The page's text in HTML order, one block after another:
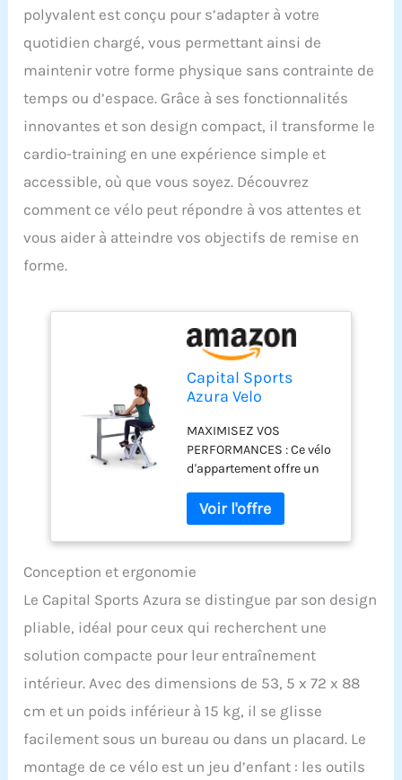
polyvalent est conçu pour s’adapter à votre
quotidien chargé, vous permettant ainsi de
maintenir votre forme physique sans contrainte de
temps ou d’espace. Grâce à ses fonctionnalités
innovantes et son design compact, il transforme le
cardio-training en une expérience simple et
accessible, où que vous soyez. Découvrez
comment ce vélo peut répondre à vos attentes et
vous aider à atteindre vos objectifs de remise en
forme.
Capital Sports
Azura Velo
Pliable, Velo
d'Exercice Cross
Trainer, Cardio-
training Maison et
Bureau, Home
Trainer, Pedalier
d'Appartement, Vélo
d'Intérieur
Support Tablette
MAXIMISEZ VOS
PERFORMANCES : Ce vélo
d'appartement offre un
haute intensité tout en
restant à la maison.
Conçu avec un cadre en
acier et 8 réglages de
résistance, cet
équipement vous permet
de vous entraîner comme
un pro. SUIVEZ VOTRE
ÉTAT EN TEMPS RÉEL :
Notre vélo d'exercice
pliable est adapté à tous
les âges et à tous
niveaux. Ce vélo
comprend des capteurs
de fréquence cardiaque
Conception et ergonomie
Le Capital Sports Azura se distingue par son design
pliable, idéal pour ceux qui recherchent une
solution compacte pour leur entraînement
intérieur. Avec des dimensions de 53, 5 x 72 x 88
cm et un poids inférieur à 15 kg, il se glisse
facilement sous un bureau ou dans un placard. Le
montage de ce vélo est un jeu d’enfant : les outils